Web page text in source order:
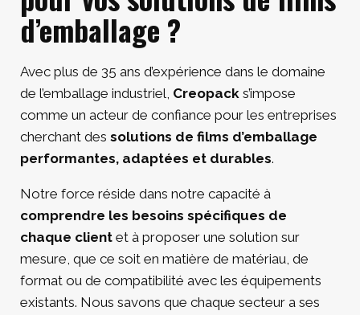
d’emballage ?
Avec plus de 35 ans d’expérience dans le domaine
de l’emballage industriel, Creopack s’impose
comme un acteur de confiance pour les entreprises
cherchant des solutions de films d’emballage
performantes, adaptées et durables.
Notre force réside dans notre capacité à
comprendre les besoins spécifiques de
chaque client et à proposer une solution sur
mesure, que ce soit en matière de matériau, de
format ou de compatibilité avec les équipements
existants. Nous savons que chaque secteur a ses